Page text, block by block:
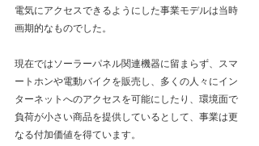
電気にアクセスできるようにした事業モデルは当時
画期的なものでした。
現在ではソーラーパネル関連機器に留まらず、スマ
ートホンや電動バイクを販売し、多くの人々にイン
ターネットへのアクセスを可能にしたり、環境面で
負荷が小さい商品を提供しているとして、事業は更
なる付加価値を得ています。